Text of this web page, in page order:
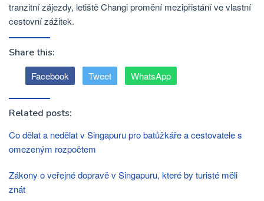
tranzitní zájezdy, letiště Changi promění mezipřistání ve vlastní
cestovní zážitek.
Share this:
Facebook Tweet WhatsApp
Related posts:
Co dělat a nedělat v Singapuru pro batůžkáře a cestovatele s
omezeným rozpočtem
Zákony o veřejné dopravě v Singapuru, které by turisté měli
znát